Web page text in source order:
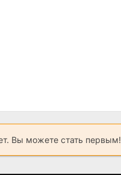
Вы можете стать первым!